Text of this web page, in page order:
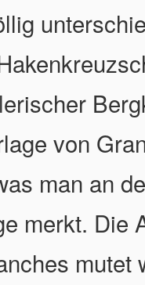
von
man an
merkt. Die
mutet